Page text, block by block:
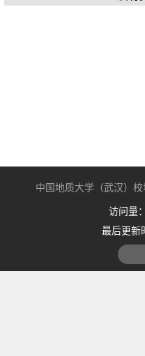
中国地质大学（武汉）
访问量：
最后更新